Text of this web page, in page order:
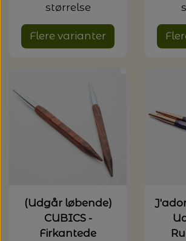
størrelse
Flere varianter
(Udgår løbende)
CUBICS -
Firkantede